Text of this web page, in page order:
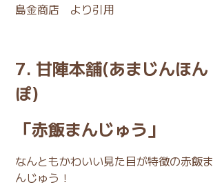
島金商店 より引用
7. 甘陣本舗(あまじんほん
ぽ)
「赤飯まんじゅう」
なんともかわいい見た目が特徴の赤飯ま
んじゅう！